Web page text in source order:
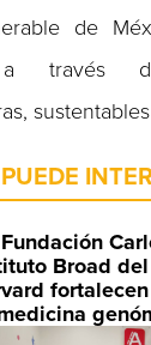
de
través
Fundación
Broad